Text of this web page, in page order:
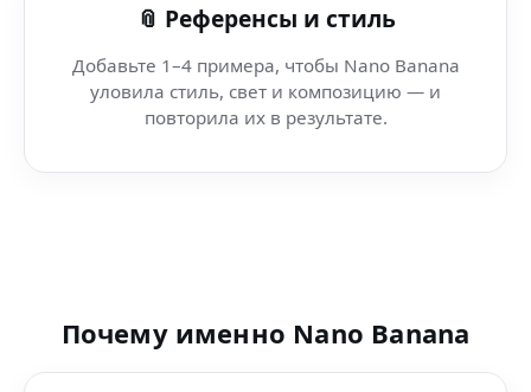
📎 Референсы и стиль
Добавьте 1–4 примера, чтобы Nano Banana
уловила стиль, свет и композицию — и
повторила их в результате.
Почему именно Nano Banana